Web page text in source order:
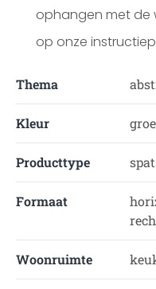
ophangen met de
op onze
Thema
Kleur
Producttype
Formaat
Woonruimte